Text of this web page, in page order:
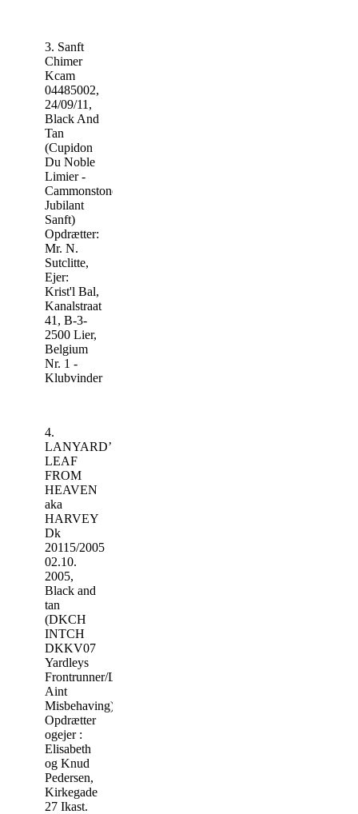
3. Sanft
Chimer
Kcam
04485002,
24/09/11,
Black And
Tan
(Cupidon
Du Noble
Limier -
Cammonstone
Jubilant
Sanft)
Opdrætter:
Mr. N.
Sutclitte,
Ejer:
Krist'l Bal,
Kanalstraat
41, B-3-
2500 Lier,
Belgium
Nr. 1 -
Klubvinder
4.
LANYARD’S
LEAF
FROM
HEAVEN
aka
HARVEY
Dk
20115/2005
02.10.
2005,
Black and
tan
(DKCH
INTCH
DKKV07
Yardleys
Frontrunner/Legend’s
Aint
Misbehaving)
Opdrætter
ogejer :
Elisabeth
og Knud
Pedersen,
Kirkegade
27 Ikast.